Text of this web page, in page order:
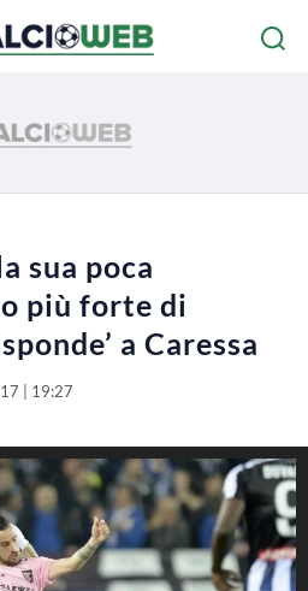
sua poca
più forte di
a Caressa
| 19:27